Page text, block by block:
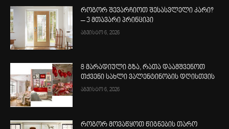
როგორ შევარჩიოთ შესასვლელი კარი?
– 3 მთავარი პრინციპი
აგვისტო 6, 2026
8 მარადიული გზა, რათა დაამშვენოთ
თქვენი სახლი ვალენტინობის დღისთვის
აგვისტო 6, 2026
როგორ მოვაწყოთ წიგნების თარო